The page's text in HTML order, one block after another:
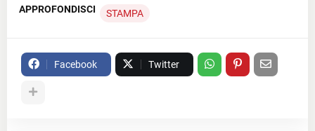
APPROFONDISCI STAMPA
Facebook Twitter